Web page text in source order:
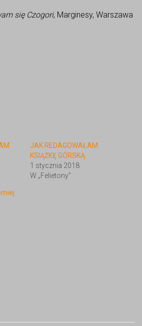
się Czogori, Marginesy, Warszawa
JAK REDAGOWAŁAM
KSIĄŻKĘ GÓRSKĄ
1 stycznia 2018
W „Felietony"